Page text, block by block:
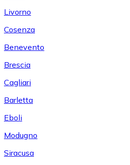
Livorno
Cosenza
Benevento
Brescia
Cagliari
Barletta
Eboli
Modugno
Siracusa